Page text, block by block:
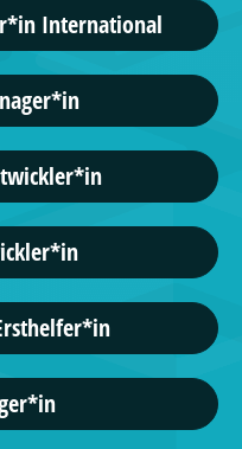
International